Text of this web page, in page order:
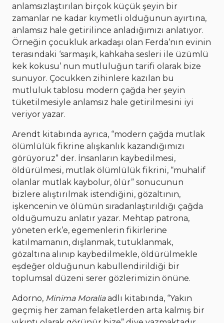
anlamsızlaştırılan birçok küçük şeyin bir
zamanlar ne kadar kıymetli olduğunun ayırtına,
anlamsız hale getirilince anladığımızı anlatıyor.
Örneğin çocukluk arkadaşı olan Ferda’nın evinin
terasındaki ‘sarmaşık, kahkaha sesleri ile üzümlü
kek kokusu’ nun mutluluğun tarifi olarak bize
sunuyor. Çocukken zihinlere kazılan bu
mutluluk tablosu modern çağda her şeyin
tüketilmesiyle anlamsız hale getirilmesini iyi
veriyor yazar.
Arendt kitabında ayrıca, “modern çağda mutlak
ölümlülük fikrine alışkanlık kazandığımızı
görüyoruz” der. İnsanların kaybedilmesi,
öldürülmesi, mutlak ölümlülük fikrini, “muhalif
olanlar mutlak kaybolur, ölür” sonucunun
bizlere alıştırılmak istendiğini, gözaltının,
işkencenin ve ölümün sıradanlaştırıldığı çağda
olduğumuzu anlatır yazar. Mehtap patrona,
yöneten erk’e, egemenlerin fikirlerine
katılmamanın, dışlanmak, tutuklanmak,
gözaltına alınıp kaybedilmekle, öldürülmekle
eşdeğer olduğunun kabullendirildiği bir
toplumsal düzeni serer gözlerimizin önüne.
Adorno, Minima Moraliaadlı kitabında, “Yakın
geçmiş her zaman felaketlerden arta kalmış bir